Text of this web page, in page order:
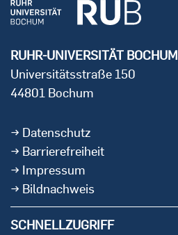
RUHR-UNIVERSITÄT BOCHUM
Universitätsstraße 150
44801 Bochum
Datenschutz
Barrierefreiheit
Impressum
Bildnachweis
SCHNELLZUGRIFF